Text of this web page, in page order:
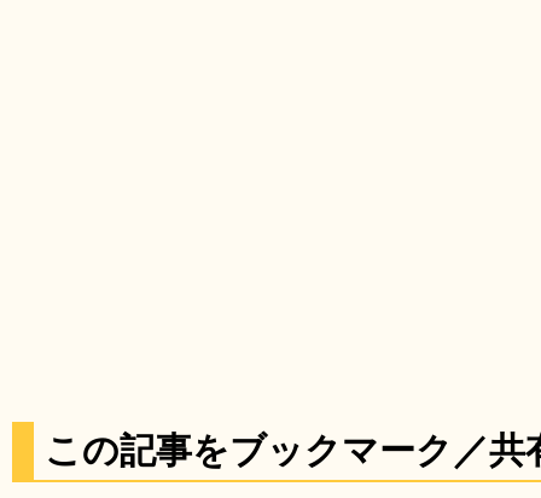
この記事をブックマーク／共